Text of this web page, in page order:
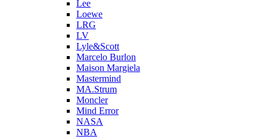
Lee
Loewe
LRG
LV
Lyle&Scott
Marcelo Burlon
Maison Margiela
Mastermind
MA.Strum
Moncler
Mind Error
NASA
NBA